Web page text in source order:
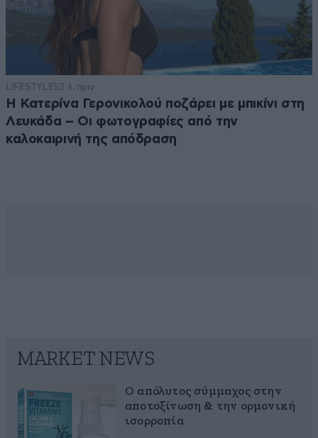
LIFESTYLE52 λ. πριν
Η Κατερίνα Γερονικολού ποζάρει με μπικίνι στη
Λευκάδα – Οι φωτογραφίες από την
καλοκαιρινή της απόδραση
MARKET NEWS
Ο απόλυτος σύμμαχος στην
αποτοξίνωση & την ορμονική
ισορροπία